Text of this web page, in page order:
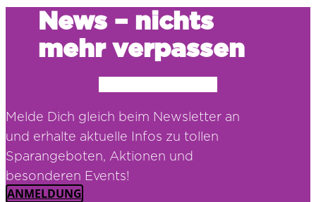
News – nichts
mehr verpassen
Melde Dich gleich beim Newsletter an
und erhalte aktuelle Infos zu tollen
Sparangeboten, Aktionen und
besonderen Events!
ANMELDUNG